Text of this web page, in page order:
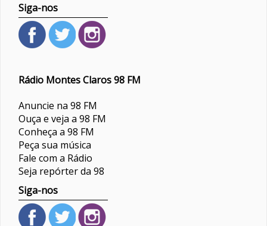
Siga-nos
Rádio Montes Claros 98 FM
Anuncie na 98 FM
Ouça e veja a 98 FM
Conheça a 98 FM
Peça sua música
Fale com a Rádio
Seja repórter da 98
Siga-nos